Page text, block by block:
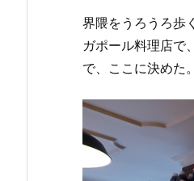
界隈をうろうろ歩
ガポール料理店で
で、ここに決めた。